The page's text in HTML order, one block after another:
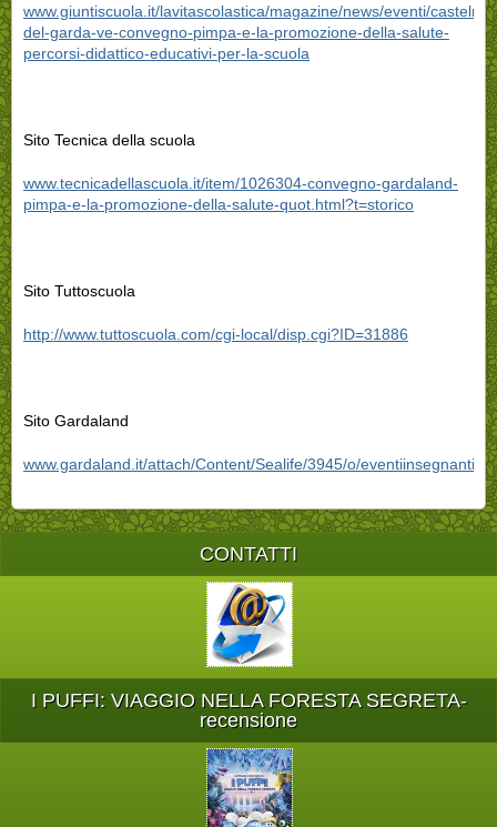
www.giuntiscuola.it/lavitascolastica/magazine/news/eventi/
del-garda-ve-convegno-pimpa-e-la-promozione-della-salute-
percorsi-didattico-educativi-per-la-scuola
Sito Tecnica della scuola
www.tecnicadellascuola.it/item/1026304-convegno-gardaland-
pimpa-e-la-promozione-della-salute-quot.html?t=storico
Sito Tuttoscuola
http://www.tuttoscuola.com/cgi-local/disp.cgi?ID=31886
Sito Gardaland
www.gardaland.it/attach/Content/Sealife/3945/o/
CONTATTI
I PUFFI: VIAGGIO NELLA FORESTA SEGRETA-
recensione